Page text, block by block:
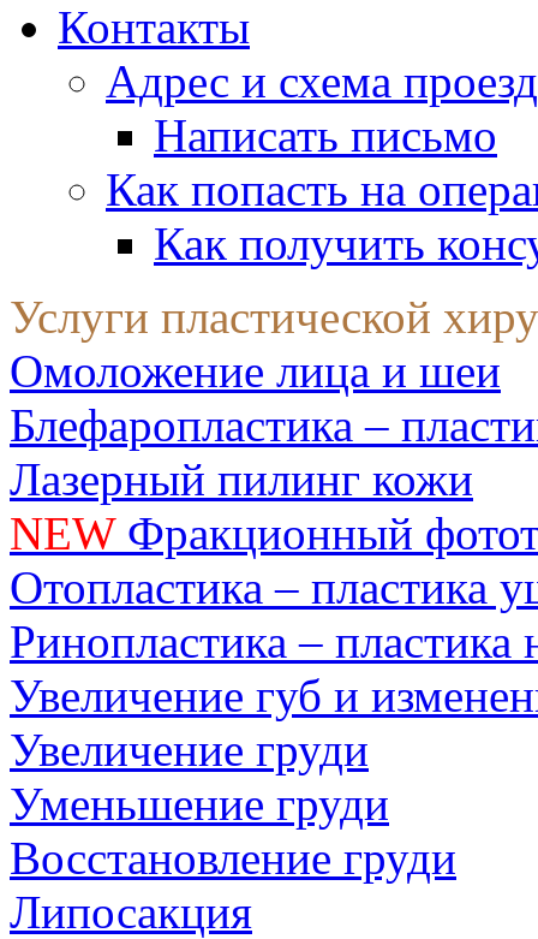
Контакты
Адрес и схема
Написать письмо
Как попасть на
Как получить
Услуги пластической
Омоложение лица и шеи
Блефаропластика –
Лазерный пилинг кожи
NEWФракционный
Отопластика – пластика
Ринопластика – пластика
Увеличение губ и
Увеличение груди
Уменьшение груди
Восстановление груди
Липосакция